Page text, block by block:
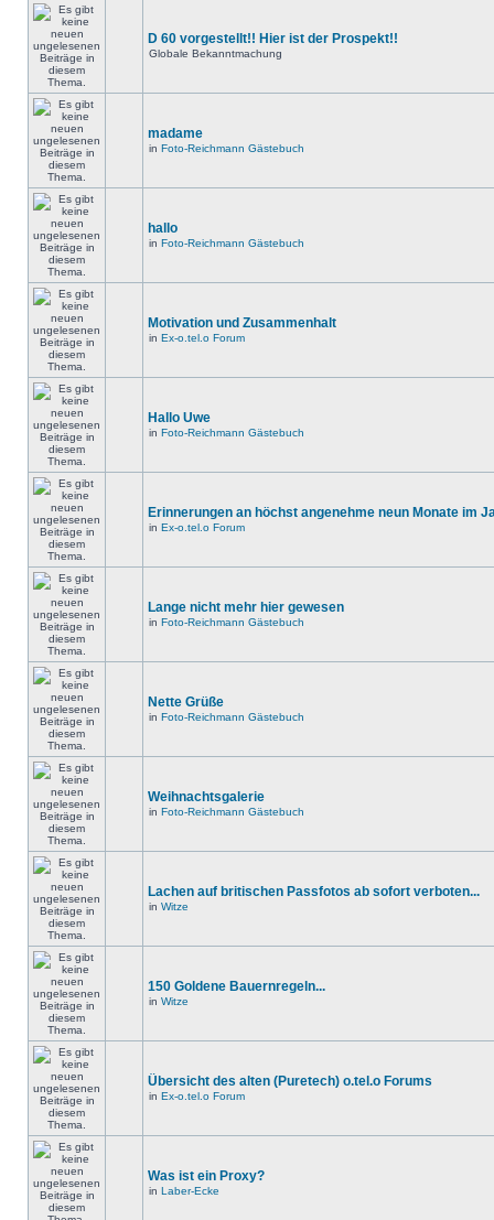
D 60 vorgestellt!! Hier ist der Prospekt!!
Globale Bekanntmachung
madame
in Foto-Reichmann Gästebuch
hallo
in Foto-Reichmann Gästebuch
Motivation und Zusammenhalt
in Ex-o.tel.o Forum
Hallo Uwe
in Foto-Reichmann Gästebuch
Erinnerungen an höchst angenehme neun Monate im
in Ex-o.tel.o Forum
Lange nicht mehr hier gewesen
in Foto-Reichmann Gästebuch
Nette Grüße
in Foto-Reichmann Gästebuch
Weihnachtsgalerie
in Foto-Reichmann Gästebuch
Lachen auf britischen Passfotos ab sofort verboten...
in Witze
150 Goldene Bauernregeln...
in Witze
Übersicht des alten (Puretech) o.tel.o Forums
in Ex-o.tel.o Forum
Was ist ein Proxy?
in Laber-Ecke